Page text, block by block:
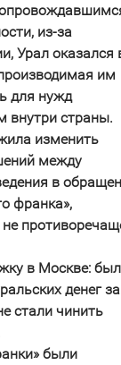
из-за
Урал оказался
им
для нужд
внутри страны.
изменить
между
в
франка»,
в Москве:
денег за
стали чинить
были